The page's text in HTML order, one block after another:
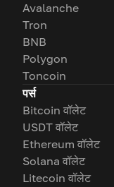
Avalanche
Tron
BNB
Polygon
Toncoin
पर्स
Bitcoin वॉलेट
USDT वॉलेट
Ethereum वॉलेट
Solana वॉलेट
Litecoin वॉलेट